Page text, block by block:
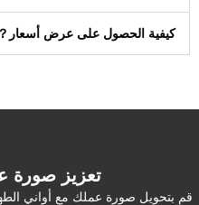
كيفية الحصول على عرض أسعار？
تعزيز صورة
قم بتحويل صورة عملك مع أواني